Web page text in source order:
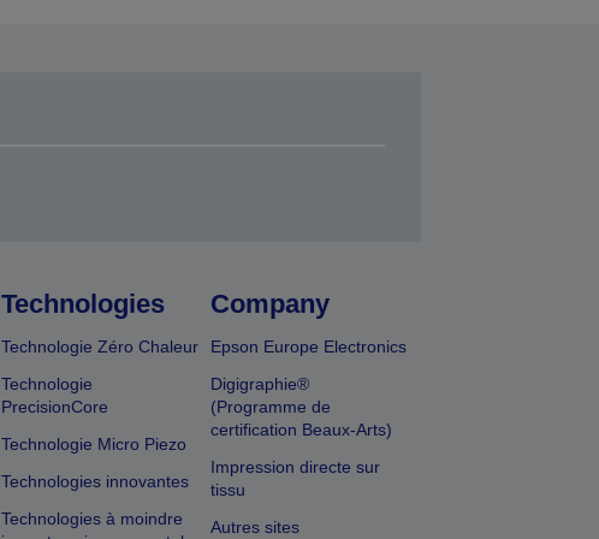
Technologies
Technologie Zéro Chaleur
Technologie
PrecisionCore
Technologie Micro Piezo
Technologies innovantes
Technologies à moindre
Company
Epson Europe Electronics
Digigraphie®
(Programme de
certification Beaux-Arts)
Impression directe sur
tissu
Autres sites